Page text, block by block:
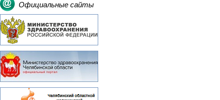
Официальные сайты